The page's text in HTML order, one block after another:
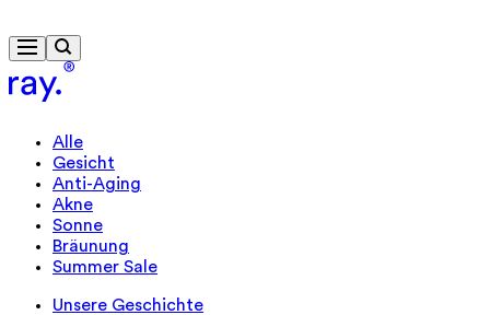
Alle
Gesicht
Anti-Aging
Akne
Sonne
Bräunung
Summer Sale
Unsere Geschichte